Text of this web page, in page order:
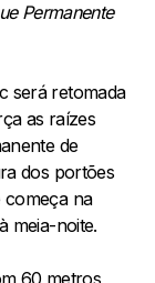
Permanente
será retomada
as raízes
de
dos portões
começa na
meia-noite.